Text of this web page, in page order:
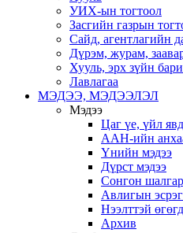
УИХ-ын тогтоол
Засгийн газрын
Сайд, агентлагийн
Дүрэм, журам,
Хууль, эрх зүйн
Лавлагаа
МЭДЭЭ, МЭДЭЭЛЭЛ
Мэдээ
Цаг үе, үйл
ААН-ийн
Үнийн мэдээ
Дүрст мэдээ
Сонгон
Авлигын
Нээлттэй
Архив